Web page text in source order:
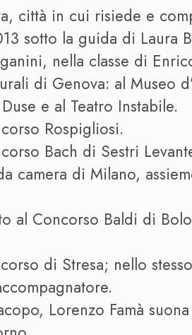
città in cui risiede e
sotto la guida di Laura
nella classe di
di Genova: al Museo
e al Teatro Instabile.
Rospigliosi.
Bach di Sestri
camera di Milano,
al Concorso Baldi di
di Stresa; nello
Lorenzo Famà